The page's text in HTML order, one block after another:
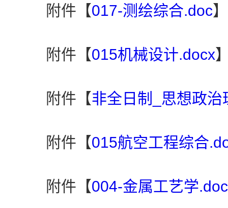
附件【017-测绘综合.doc】
附件【015机械设计.docx
附件【非全日制_思想政治
附件【015航空工程综合
附件【004-金属工艺学.doc